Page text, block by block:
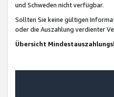
und Schweden nicht verfügbar.
Sollten Sie keine gültigen
oder die Auszahlung verdienter
Übersicht